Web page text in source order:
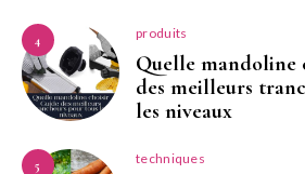
4 produits
Quelle mandoline
des meilleurs
les niveaux
5 techniques